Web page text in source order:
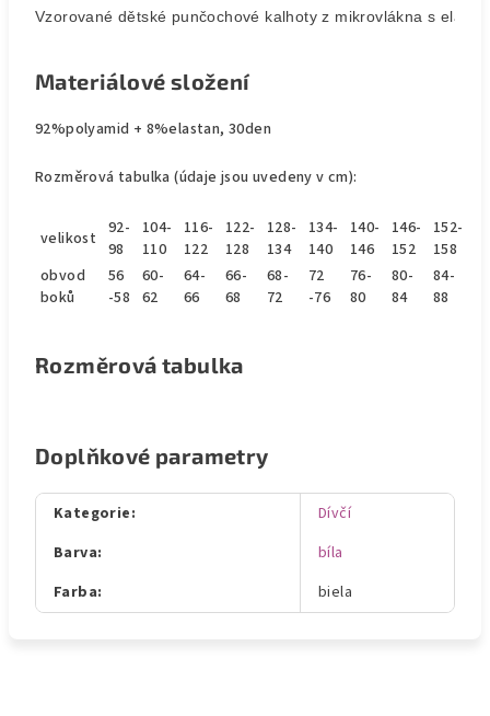
Vzorované dětské punčochové kalhoty z mikrovlákna s
Materiálové složení
92%polyamid + 8%elastan, 30den
Rozměrová tabulka (údaje jsou uvedeny v cm):
velikost 92-
98
104-
110
116-
122
122-
128
128-
134
134-
140
140-
146
146-
152
152-
158
obvod
boků
56
-58
60-
62
64-
66
66-
68
68-
72
72
-76
76-
80
80-
84
84-
88
Rozměrová tabulka
Doplňkové parametry
Kategorie:
Dívčí
Barva:
bíla
Farba: biela